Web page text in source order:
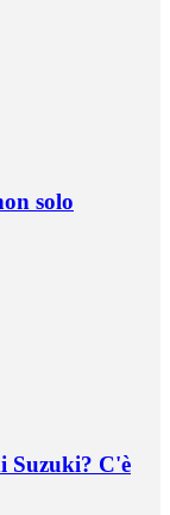
solo
Suzuki? C'è